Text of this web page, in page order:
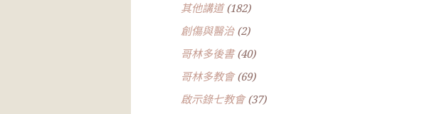
其他講道(182)
創傷與醫治(2)
哥林多後書(40)
哥林多教會(69)
啟示錄七教會(37)